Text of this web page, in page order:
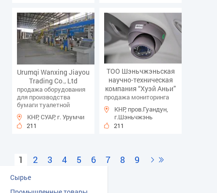
Сырье
Urumqi Wanxing Jiayou
Trading Co., Ltd
продажа оборудования
для производства
бумаги туалетной
КНР, СУАР, г. Урумчи
211
ТОО Шэньчжэньская
научно-техническая
компания “Хуэй Аньи”
продажа мониторинга
КНР, пров.Гуандун,
г.Шэньчжэнь
211
1 2 3 4 5 6 7 8 9